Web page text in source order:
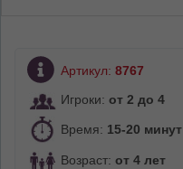
Артикул: 8767
Игроки: от 2 до 4
Время: 15-20 минут
Возраст: от 4 лет